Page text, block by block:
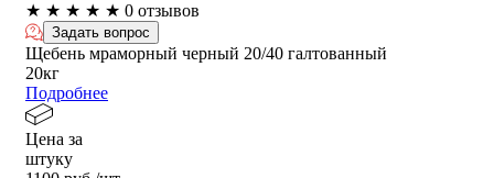
★ ★ ★ ★ ★ 0 отзывов
Задать вопрос
Щебень мраморный черный 20/40 галтованный
20кг
Подробнее
Цена за
штуку